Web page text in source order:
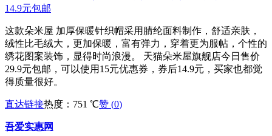
这款朵米屋 加厚保暖针织帽采用腈纶面料制作，舒适亲肤，
绒性比毛绒大，更加保暖，富有弹力，穿着更为服帖，个性的
绣花图案装饰，显得时尚浪漫。 天猫朵米屋旗舰店今日售价
29.9元包邮，可以使用15元优惠券，券后14.9元，买家也都觉
得质量很好。
直达链接热度：751 ℃赞 (0)
吾爱实惠网